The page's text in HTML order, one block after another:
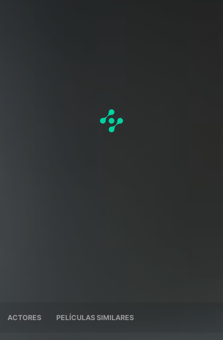
ACTORES PELÍCULAS SIMILARES